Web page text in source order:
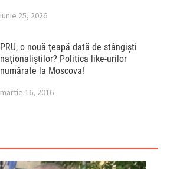
iunie 25, 2026
PRU, o nouă ţeapă dată de stângişti
naţionaliştilor? Politica like-urilor
numărate la Moscova!
martie 16, 2016